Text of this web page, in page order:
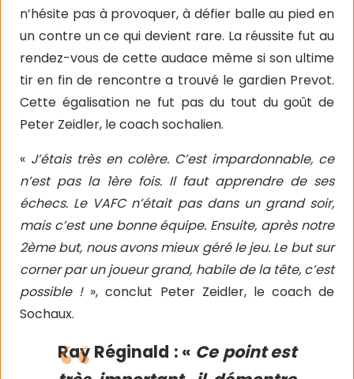
n’hésite pas à provoquer, à défier balle au pied en
un contre un ce qui devient rare. La réussite fut au
rendez-vous de cette audace même si son ultime
tir en fin de rencontre a trouvé le gardien Prevot.
Cette égalisation ne fut pas du tout du goût de
Peter Zeidler, le coach sochalien.
« J’étais très en colère. C’est impardonnable, ce
n’est pas la 1ère fois. Il faut apprendre de ses
échecs. Le VAFC n’était pas dans un grand soir,
mais c’est une bonne équipe. Ensuite, après notre
2ème but, nous avons mieux géré le jeu. Le but sur
corner par un joueur grand, habile de la tête, c’est
possible ! », conclut Peter Zeidler, le coach de
Sochaux.
Ray Réginald : « Ce point est